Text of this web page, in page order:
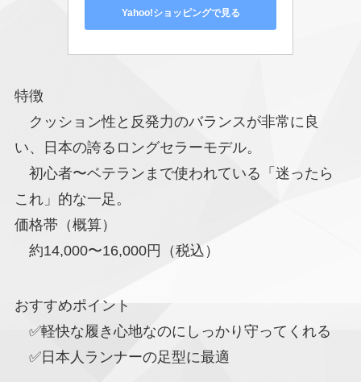
Yahoo!ショッピングで見る
特徴
クッション性と反発力のバランスが非常に良
い、日本の誇るロングセラーモデル。
初心者〜ベテランまで使われている「迷ったら
これ」的な一足。
価格帯（概算）
約14,000〜16,000円（税込）
おすすめポイント
✅軽快な履き心地なのにしっかり守ってくれる
✅日本人ランナーの足型に最適